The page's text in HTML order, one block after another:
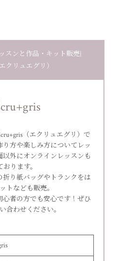
スンと作品・キット販売|
クリュエグリ）
（エクリュエグリ）で
方や楽しみ方についてレッ
外にオンラインレッスンも
おります。
折り紙バッグやトランクをは
トなども販売。
者の方でも安心です！ぜひ
合わせください。